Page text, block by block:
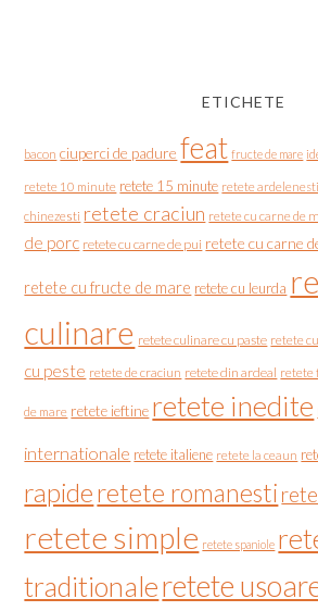
ETICHETE
bacon ciuperci de padure feat fructe de mare
retete 10 minute retete 15 minute retete ardelenesti
chinezesti retete craciun retete cu carne de
de porc retete cu carne de pui retete cu carne
retete cu fructe de mare retete cu leurda
culinare retete culinare cu paste retete
cu peste retete de craciun retete din ardeal retete
de mare retete ieftine retete inedite
internationale retete italiene retete la ceaun
rapideretete romanesti
retete simple retete spaniole
traditionaleretete